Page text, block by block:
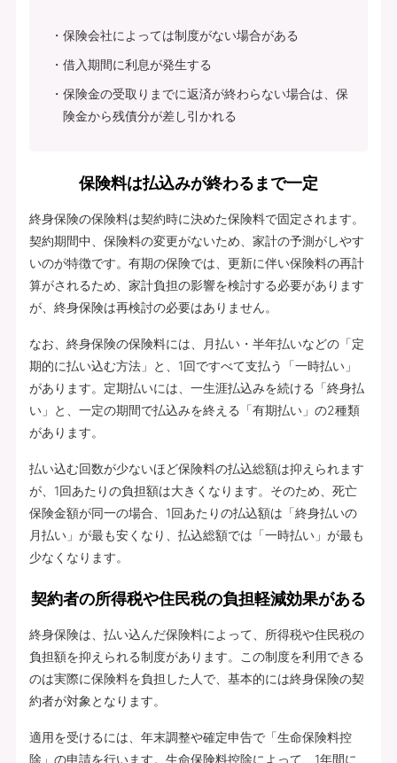
保険会社によっては制度がない場合がある
借入期間に利息が発生する
保険金の受取りまでに返済が終わらない場合は、保
険金から残債分が差し引かれる
保険料は払込みが終わるまで一定
終身保険の保険料は契約時に決めた保険料で固定されます。
契約期間中、保険料の変更がないため、家計の予測がしやす
いのが特徴です。有期の保険では、更新に伴い保険料の再計
算がされるため、家計負担の影響を検討する必要があります
が、終身保険は再検討の必要はありません。
なお、終身保険の保険料には、月払い・半年払いなどの「定
期的に払い込む方法」と、1回ですべて支払う「一時払い」
があります。定期払いには、一生涯払込みを続ける「終身払
い」と、一定の期間で払込みを終える「有期払い」の2種類
があります。
払い込む回数が少ないほど保険料の払込総額は抑えられます
が、1回あたりの負担額は大きくなります。そのため、死亡
保険金額が同一の場合、1回あたりの払込額は「終身払いの
月払い」が最も安くなり、払込総額では「一時払い」が最も
少なくなります。
契約者の所得税や住民税の負担軽減効果がある
終身保険は、払い込んだ保険料によって、所得税や住民税の
負担額を抑えられる制度があります。この制度を利用できる
のは実際に保険料を負担した人で、基本的には終身保険の契
約者が対象となります。
適用を受けるには、年末調整や確定申告で「生命保険料控
除」の申請を行います。生命保険料控除によって、1年間に